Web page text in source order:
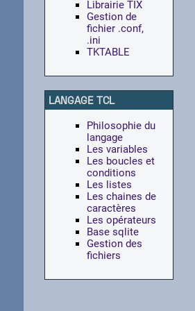
Librairie TIX
Gestion de
fichier .conf,
.ini
TKTABLE
LANGAGE TCL
Philosophie du
langage
Les variables
Les boucles et
conditions
Les listes
Les chaines de
caractères
Les opérateurs
Base sqlite
Gestion des
fichiers